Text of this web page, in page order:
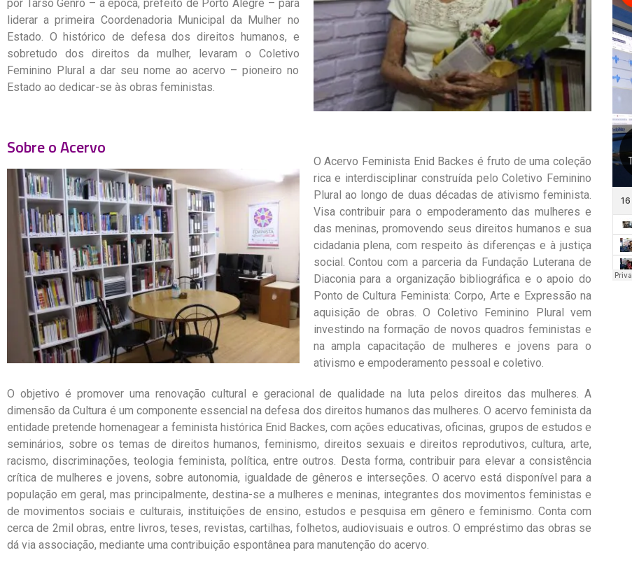
por Tarso Genro – à época, prefeito de Porto Alegre – para
liderar a primeira Coordenadoria Municipal da Mulher no
Estado. O histórico de defesa dos direitos humanos, e
sobretudo dos direitos da mulher, levaram o Coletivo
Feminino Plural a dar seu nome ao acervo – pioneiro no
Estado ao dedicar-se às obras feministas.
Sobre o Acervo
O Acervo Feminista Enid Backes é fruto de uma coleção
rica e interdisciplinar construída pelo Coletivo Feminino
Plural ao longo de duas décadas de ativismo feminista.
Visa contribuir para o empoderamento das mulheres e
das meninas, promovendo seus direitos humanos e sua
cidadania plena, com respeito às diferenças e à justiça
social. Contou com a parceria da Fundação Luterana de
Diaconia para a organização bibliográfica e o apoio do
Ponto de Cultura Feminista: Corpo, Arte e Expressão na
aquisição de obras. O Coletivo Feminino Plural vem
investindo na formação de novos quadros feministas e
na ampla capacitação de mulheres e jovens para o
ativismo e empoderamento pessoal e coletivo.
O objetivo é promover uma renovação cultural e geracional de qualidade na luta pelos direitos das mulheres. A
dimensão da Cultura é um componente essencial na defesa dos direitos humanos das mulheres. O acervo feminista da
entidade pretende homenagear a feminista histórica Enid Backes, com ações educativas, oficinas, grupos de estudos e
seminários, sobre os temas de direitos humanos, feminismo, direitos sexuais e direitos reprodutivos, cultura, arte,
racismo, discriminações, teologia feminista, política, entre outros. Desta forma, contribuir para elevar a consistência
crítica de mulheres e jovens, sobre autonomia, igualdade de gêneros e interseções. O acervo está disponível para a
população em geral, mas principalmente, destina-se a mulheres e meninas, integrantes dos movimentos feministas e
de movimentos sociais e culturais, instituições de ensino, estudos e pesquisa em gênero e feminismo. Conta com
cerca de 2mil obras, entre livros, teses, revistas, cartilhas, folhetos, audiovisuais e outros. O empréstimo das obras se
dá via associação, mediante uma contribuição espontânea para manutenção do acervo.